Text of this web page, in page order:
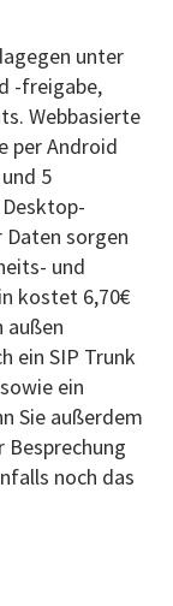
unter
-freigabe,
Webbasierte
per Android
5
Daten sorgen
und
kostet 6,70€
außen
ein SIP Trunk
ein
Sie außerdem
Besprechung
noch das